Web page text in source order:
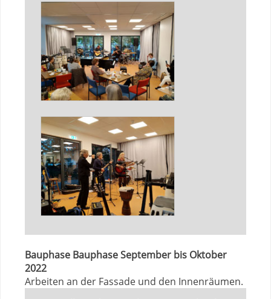
Bauphase Bauphase September bis Oktober
2022
Arbeiten an der Fassade und den Innenräumen.